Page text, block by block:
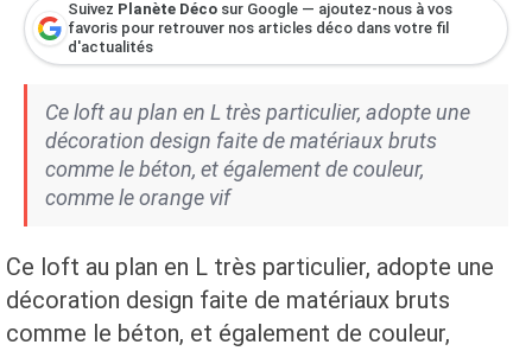
Suivez Planète Déco sur Google — ajoutez-nous à vos
favoris pour retrouver nos articles déco dans votre fil
d'actualités
Ce loft au plan en L très particulier, adopte une
décoration design faite de matériaux bruts
comme le béton, et également de couleur,
comme le orange vif
Ce loft au plan en L très particulier, adopte une
décoration design faite de matériaux bruts
comme le béton, et également de couleur,